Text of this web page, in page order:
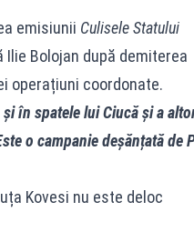
emisiunii Culisele Statului
Bolojan după demiterea
operațiuni coordonate.
în spatele lui Ciucă și a
o campanie deșănțată de
Kovesi nu este deloc